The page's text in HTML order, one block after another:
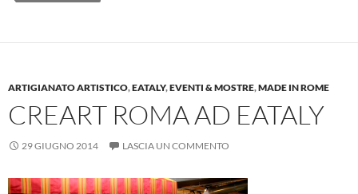
ARTIGIANATO ARTISTICO,EATALY,EVENTI & MOSTRE,MADE IN ROME
CREART ROMA AD EATALY
29 GIUGNO 2014 LASCIA UN COMMENTO